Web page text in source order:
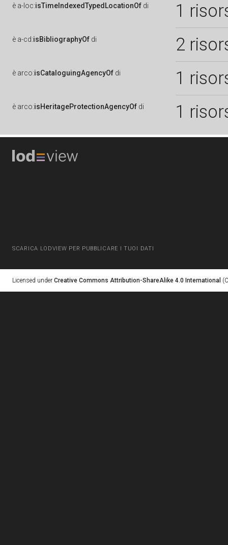
è a-loc:isTimeIndexedTypedLocationOf di 1
è a-cd:isBibliographyOf di 2
è arco:isCataloguingAgencyOf di 1
è arco:isHeritageProtectionAgencyOf di 1
SCARICA LODVIEW PER PUBBLICARE I TUOI DATI
Licensed under Creative Commons Attribution-ShareAlike 4.0 International